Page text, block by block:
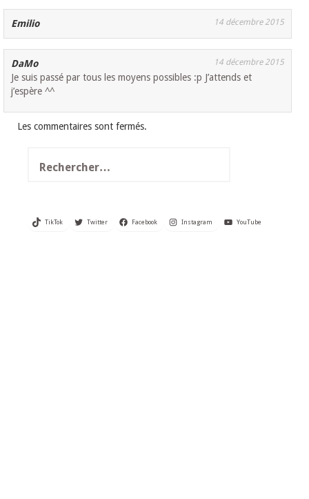
Emilio 14 décembre 2015
DaMo 14 décembre 2015
Je suis passé par tous les moyens possibles :p J’attends et
j’espère ^^
Les commentaires sont fermés.
TikTok Twitter Facebook Instagram YouTube